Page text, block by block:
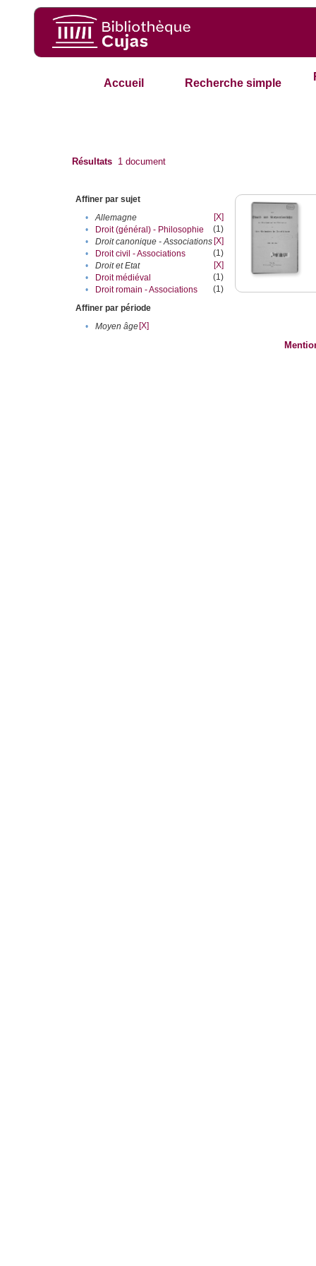
Accueil Recherche simple
Résultats 1 document
Affiner par sujet
•
Allemagne
[X]
•
Droit (général) - Philosophie
(1)
•
Droit canonique - Associations [X]
•
Droit civil - Associations
(1)
•
Droit et Etat
[X]
•
Droit médiéval
(1)
•
Droit romain - Associations
(1)
Affiner par période
•
Moyen âge[X]